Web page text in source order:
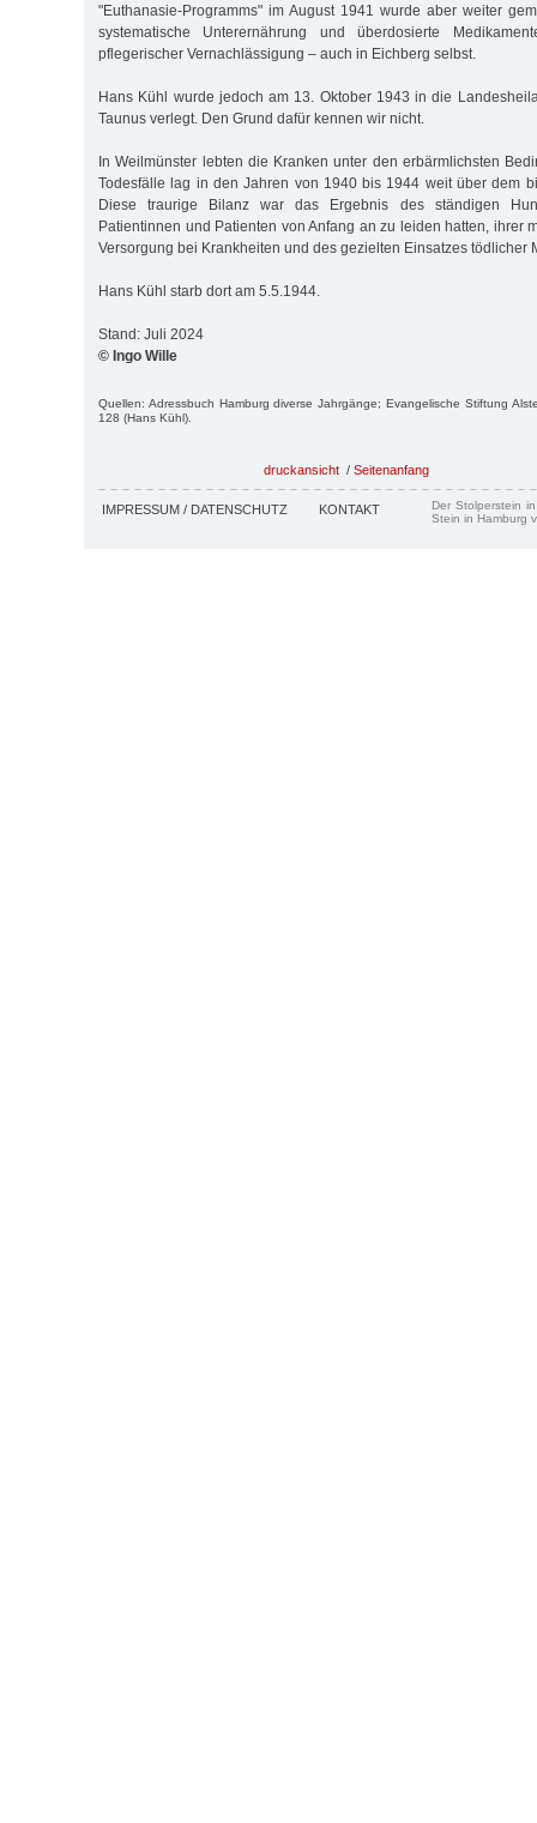
"Euthanasie-Programms" im August 1941 wurde aber weiter
systematische Unterernährung und überdosierte
pflegerischer Vernachlässigung – auch in Eichberg selbst.
Hans Kühl wurde jedoch am 13. Oktober 1943 in die
Taunus verlegt. Den Grund dafür kennen wir nicht.
In Weilmünster lebten die Kranken unter den erbärmlichsten
Todesfälle lag in den Jahren von 1940 bis 1944 weit über dem
Diese traurige Bilanz war das Ergebnis des ständigen
Patientinnen und Patienten von Anfang an zu leiden hatten, ihrer
Versorgung bei Krankheiten und des gezielten Einsatzes tödlicher
Hans Kühl starb dort am 5.5.1944.
Stand: Juli 2024
© Ingo Wille
Quellen: Adressbuch Hamburg diverse Jahrgänge; Evangelische Stiftung
128 (Hans Kühl).
druckansicht / Seitenanfang
IMPRESSUM / DATENSCHUTZ KONTAKT
Der Stolperstein
Stein in Hamburg